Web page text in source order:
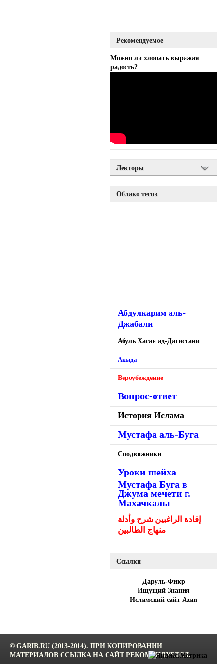
Рекомендуемое
Можно ли хлопать выражая
радость?
Лекторы
Облако тегов
Абдулкарим аль-
Джабали
Абуль Хасан ад-Дагистани
Акыда
Вероубеждение
Вопрос-ответ
История Ислама
Мустафа аль-Буга
Сподвижники
Уроки шейха
Мустафа Буга в
Джума мечети г.
Махачкалы
إفادة الراغبين شرح وأدلة
منهاج الطالبين
Ссылки
Даруль-Фикр
Ищущий Знания
Исламский сайт Azan
© GARIB.RU (2013-2014). ПРИ КОПИРОВАНИИ
МАТЕРИАЛОВ ССЫЛКА НА САЙТ РЕКОМЕНДУЕТСЯ.